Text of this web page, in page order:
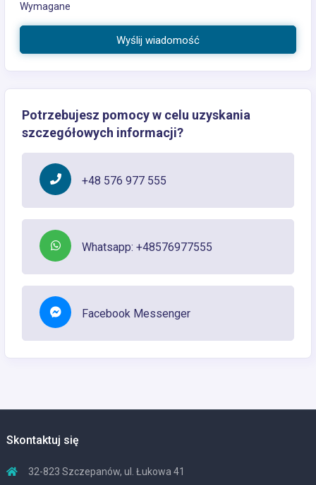
Wymagane
Wyślij wiadomość
Potrzebujesz pomocy w celu uzyskania
szczegółowych informacji?
+48 576 977 555
Whatsapp: +48576977555
Facebook Messenger
Skontaktuj się
32-823 Szczepanów, ul. Łukowa 41